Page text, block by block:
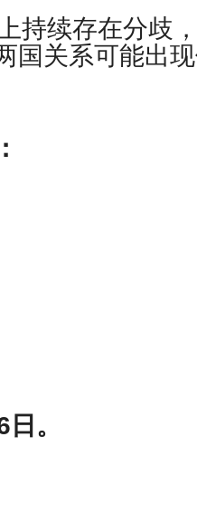
持续存在分歧
国关系可能出现
。